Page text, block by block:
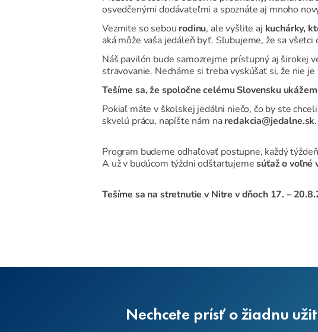
osvedčenými dodávateľmi a spoznáte aj mnoho
Vezmite so sebou rodinu, ale vyšlite aj kuchárky,
aká môže vaša jedáleň byť. Sľubujeme, že sa
Náš pavilón bude samozrejme prístupný aj širokej
stravovanie. Necháme si treba vyskúšať si, že nie
Tešíme sa, že spoločne celému Slovensku
Pokiaľ máte v školskej jedálni niečo, čo by ste
skvelú prácu, napíšte nám naredakcia@jedalne.sk.
Program budeme odhaľovať postupne, každý
A už v budúcom týždni odštartujemesúťaž o voľné
Tešíme sa na stretnutie v Nitre v dňoch 17. –
Nechcete prísť o žiadnu